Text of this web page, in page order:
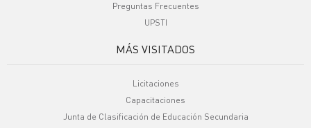
Preguntas Frecuentes
UPSTI
MÁS VISITADOS
Licitaciones
Capacitaciones
Junta de Clasificación de Educación Secundaria